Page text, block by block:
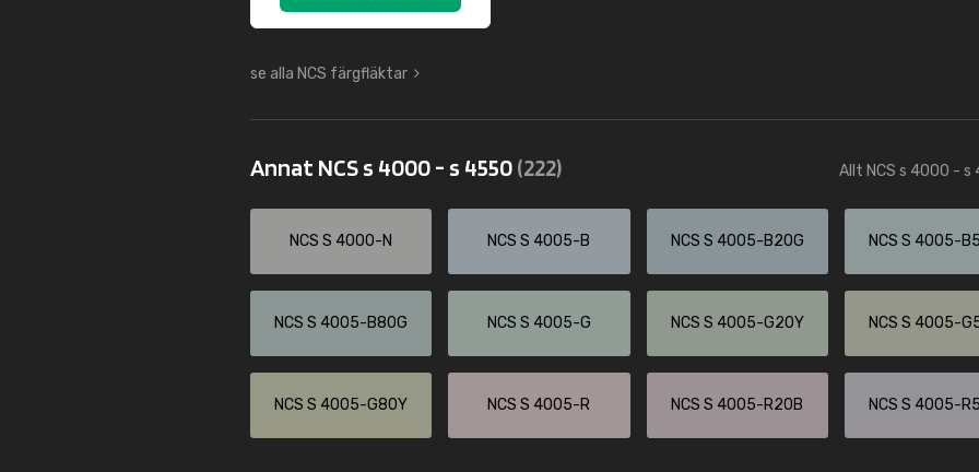
se alla NCS färgfläktar
Annat NCS s 4000 - s 4550(222) Allt NCS s 4000 - s
NCS S 4000-N NCS S 4005-B NCS S 4005-B20G NCS S 4005-
NCS S 4005-B80G NCS S 4005-G NCS S 4005-G20Y NCS S 4005-
NCS S 4005-G80Y NCS S 4005-R NCS S 4005-R20B NCS S 4005-